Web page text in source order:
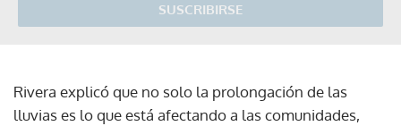
SUSCRIBIRSE
Rivera explicó que no solo la prolongación de las
lluvias es lo que está afectando a las comunidades,